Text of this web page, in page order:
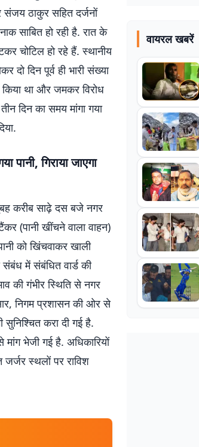
ठाकुर सहित दर्जनों
साबित हो रही है. रात के
चोटिल हो रहे हैं. स्थानीय
दो दिन पूर्व ही भारी संख्या
था और जमकर विरोध
दिन का समय मांगा गया
गिराया जाएगा
करीब साढ़े दस बजे नगर
(पानी खींचने वाला वाहन)
को खिंचवाकर खाली
में संबंधित वार्ड की
की गंभीर स्थिति से नगर
निगम प्रशासन की ओर से
करा दी गई है.
भेजी गई है. अधिकारियों
जर्जर स्थलों पर राविश
वायरल खबरें